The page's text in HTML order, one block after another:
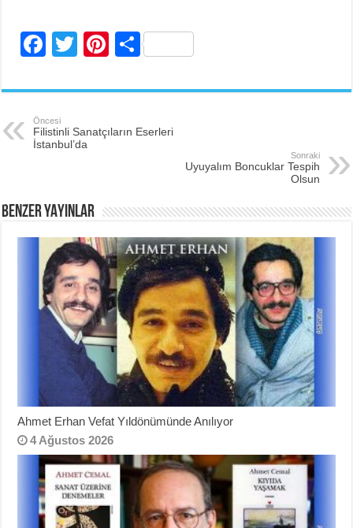
F
c
e
b
k
T
tt
Pi
er
st
S
ar
Öncesi
Filistinli Sanatçıların Eserleri
İstanbul’da
Sonraki
Uyuyalım Boncuklar Tespih
Olsun
BENZER YAYINLAR
Ahmet Erhan Vefat Yıldönümünde Anılıyor
4 Ağustos 2026